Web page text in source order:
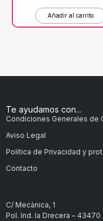
Añadir al carrito
C/ Mecànica, 1
Pol. Ind. la Drecera – 43470
Te ayudamos con...
Condiciones Generales de
Aviso Legal
Política de Privacidad y
Contacto